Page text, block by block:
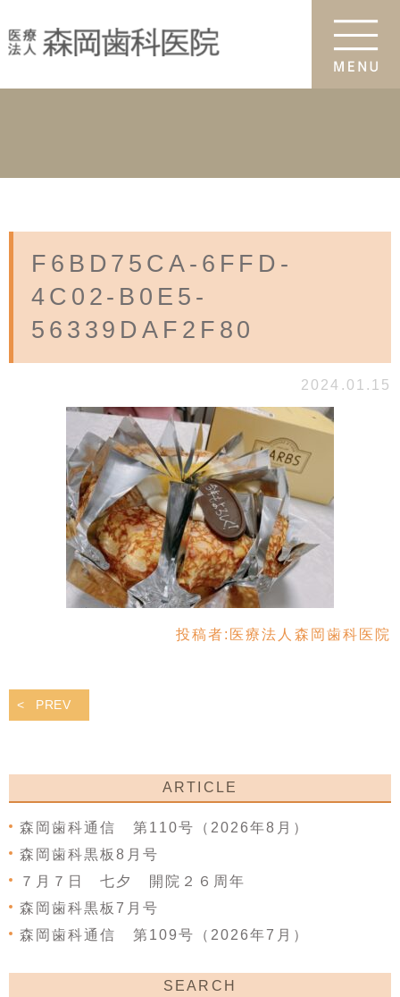
F6BD75CA-6FFD-
4C02-B0E5-
56339DAF2F80
2024.01.15
投稿者: 医療法人森岡歯科医院
PREV
ARTICLE
森岡歯科通信 第110号（2026年8月）
森岡歯科黒板8月号
７月７日 七夕 開院２６周年
森岡歯科黒板7月号
森岡歯科通信 第109号（2026年7月）
SEARCH